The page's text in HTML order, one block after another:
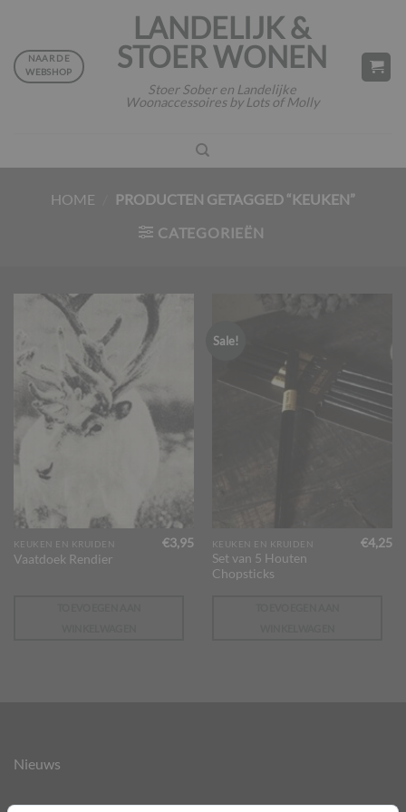
inhoud
LANDELIJK &
STOER WONEN
Stoer Sober en Landelijke
Woonaccessoires by Lots of Molly
NAAR DE
WEBSHOP
HOME
PRODUCTEN GETAGGED “KEUKEN”
CATEGORIEËN
KEUKEN EN KRUIDEN
Vaatdoek Rendier
€3,95
Sale!
KEUKEN EN KRUIDEN
Set van 5 Houten
Chopsticks
€4,25
Nieuws